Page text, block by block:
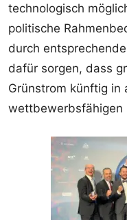
technologisch
politische
durch
dafür sorgen, dass
Grünstrom künftig in
wettbewerbsfähigen